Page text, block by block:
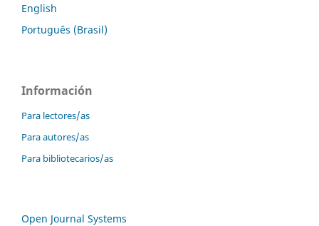
English
Português (Brasil)
Información
Para lectores/as
Para autores/as
Para bibliotecarios/as
Open Journal Systems